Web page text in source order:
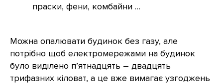
праски, фени, комбайни …
Можна опалювати будинок без газу, але
потрібно щоб електромережами на будинок
було виділено п’ятнадцять – двадцять
трифазних кіловат, а це вже вимагає узгоджень